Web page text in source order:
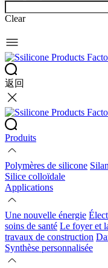
Clear
返回
Produits
Polymères de silicone
Silice colloïdale
Applications
Une nouvelle énergie
soins de santé Le foyer et
travaux de construction
Synthèse personnalisée